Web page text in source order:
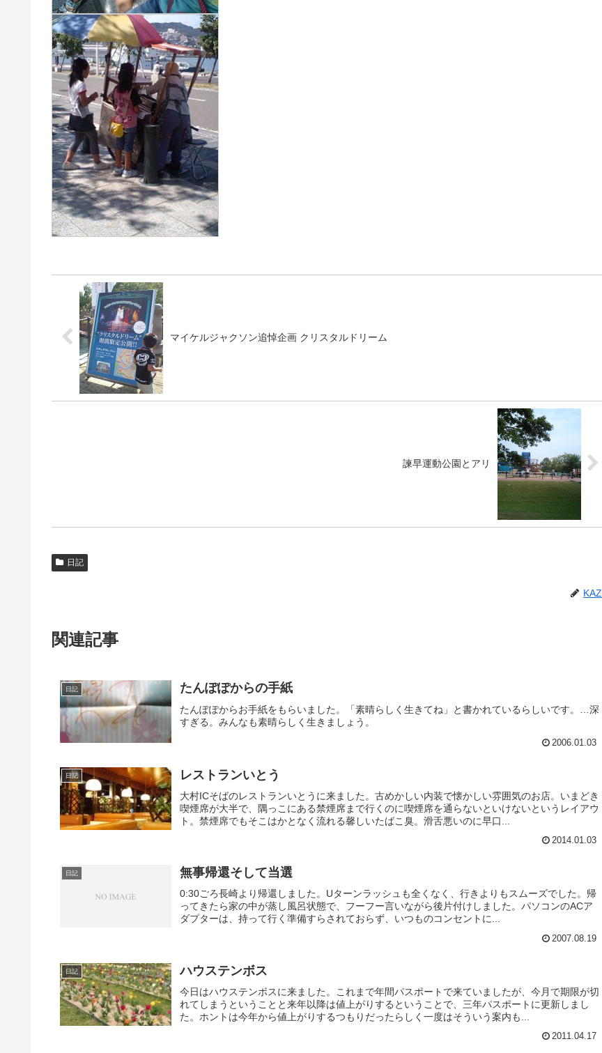
マイケルジャクソン追悼企画 クリスタルドリーム
諫早運動公園とアリ
日記
KAZ
関連記事
日記 たんぽぽからの手紙
たんぽぽからお手紙をもらいました。「素晴らしく生きてね」と書かれているらしいです。…深
すぎる。みんなも素晴らしく生きましょう。
2006.01.03
日記 レストランいとう
大村ICそばのレストランいとうに来ました。古めかしい内装で懐かしい雰囲気のお店。いまどき
喫煙席が大半で、隅っこにある禁煙席まで行くのに喫煙席を通らないといけないというレイアウ
ト。禁煙席でもそこはかとなく流れる馨しいたばこ臭。滑舌悪いのに早口...
2014.01.03
日記 無事帰還そして当選
0:30ごろ長崎より帰還しました。Uターンラッシュも全くなく、行きよりもスムーズでした。帰
ってきたら家の中が蒸し風呂状態で、フーフー言いながら後片付けしました。パソコンのACア
ダプターは、持って行く準備すらされておらず、いつものコンセントに...
2007.08.19
日記 ハウステンボス
今日はハウステンボスに来ました。これまで年間パスポートで来ていましたが、今月で期限が切
れてしまうということと来年以降は値上がりするということで、三年パスポートに更新しまし
た。ホントは今年から値上がりするつもりだったらしく一度はそういう案内も...
2011.04.17